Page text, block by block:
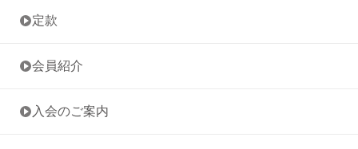
• 定款
• 会員紹介
• 入会のご案内